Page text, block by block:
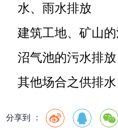
水、雨水排放
建筑工地、矿山
沼气池的污水排放
其他场合之供排水
分享到 ：